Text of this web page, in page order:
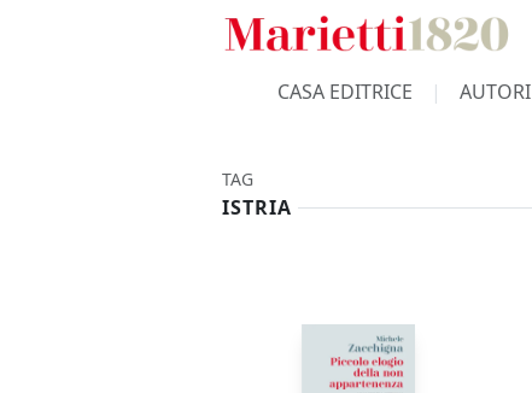
CASA EDITRICE AUTORI
TAG
ISTRIA